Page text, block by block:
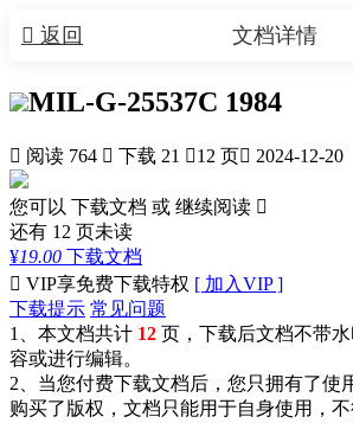
 返回 文档详情
MIL-G-25537C 1984
 阅读 764  下载 21 12 页 2024-12-20
您可以 下载文档 或 继续阅读 
还有 12 页未读
¥19.00 下载文档
 VIP享免费下载特权 [ 加入VIP ]
下载提示 常见问题
1、本文档共计 12 页，下载后文档不带
容或进行编辑。
2、当您付费下载文档后，您只拥有了使
购买了版权，文档只能用于自身使用，